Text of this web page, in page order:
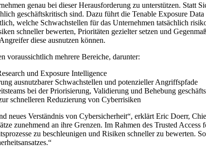
genau bei dieser Herausforderung zu unterstützen.
geschäftskritisch sind. Dazu führt die Tenable Exposure
welche Schwachstellen für das Unternehmen tatsächlich
schneller bewerten, Prioritäten gezielter setzen und
diese ausnutzen können.
voraussichtlich mehrere Bereiche, darunter:
und Exposure Intelligence
ausnutzbarer Schwachstellen und potenzieller Angriffspfade
bei der Priorisierung, Validierung und Behebung
schnelleren Reduzierung von Cyberrisiken
neues Verständnis von Cybersicherheit“, erklärt Eric Doerr,
zunehmend an ihre Grenzen. Im Rahmen des Trusted
zu beschleunigen und Risiken schneller zu